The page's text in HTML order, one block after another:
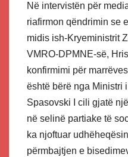
Në intervistën për
riafirmon qëndrimin se
midis ish-Kryeministrit
VMRO-DPMNE-së,
konfirmimi për
është bërë nga Ministri
Spasovski I cili gjatë
në selinë partiake të
ka njoftuar
përmbajtjen e